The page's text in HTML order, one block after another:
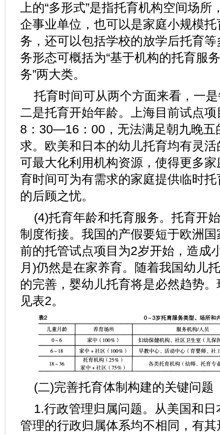
上的“多形式”是指托育机构空间场
企事业单位，也可以是家庭小规模
务，还可以包括学校的放学后托育
务形态可概括为“基于机构的托育服
务”两大类。
托育时间可从两个方面来看，一
二是托育开始年龄。上海目前试点
8：30—16：00，无法满足朝九晚五
求。欧美和日本的幼儿托育均有灵
可最大化利用机构资源，使得更多
育时间可为有需求的家庭提供临时
的后顾之忧。
(4)托育年龄和托育服务。托育开
制度衔接。我国的产假要短于欧洲
前的托管试点项目为2岁开始，造成
月)仍然是在家养育。随着我国幼儿
的完善，婴幼儿托育将是必然趋势
见表2。
(二)完善托育体制构建的关键问题
1.行政管理归属问题。从美国和
管理的行政归属体系均不相同，有